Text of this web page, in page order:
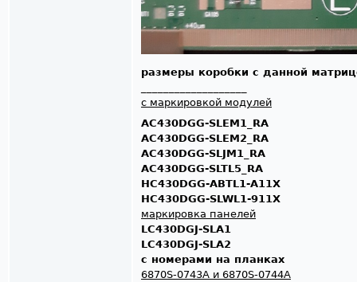
размеры коробки с данной
с маркировкой модулей
AC430DGG-SLEM1_RA
AC430DGG-SLEM2_RA
AC430DGG-SLJM1_RA
AC430DGG-SLTL5_RA
HC430DGG-ABTL1-A11X
HC430DGG-SLWL1-911X
маркировка панелей
LC430DGJ-SLA1
LC430DGJ-SLA2
с номерами на планках
6870S-0743A и 6870S-0744A